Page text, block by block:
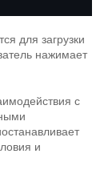
для загрузки
нажимает
с
и